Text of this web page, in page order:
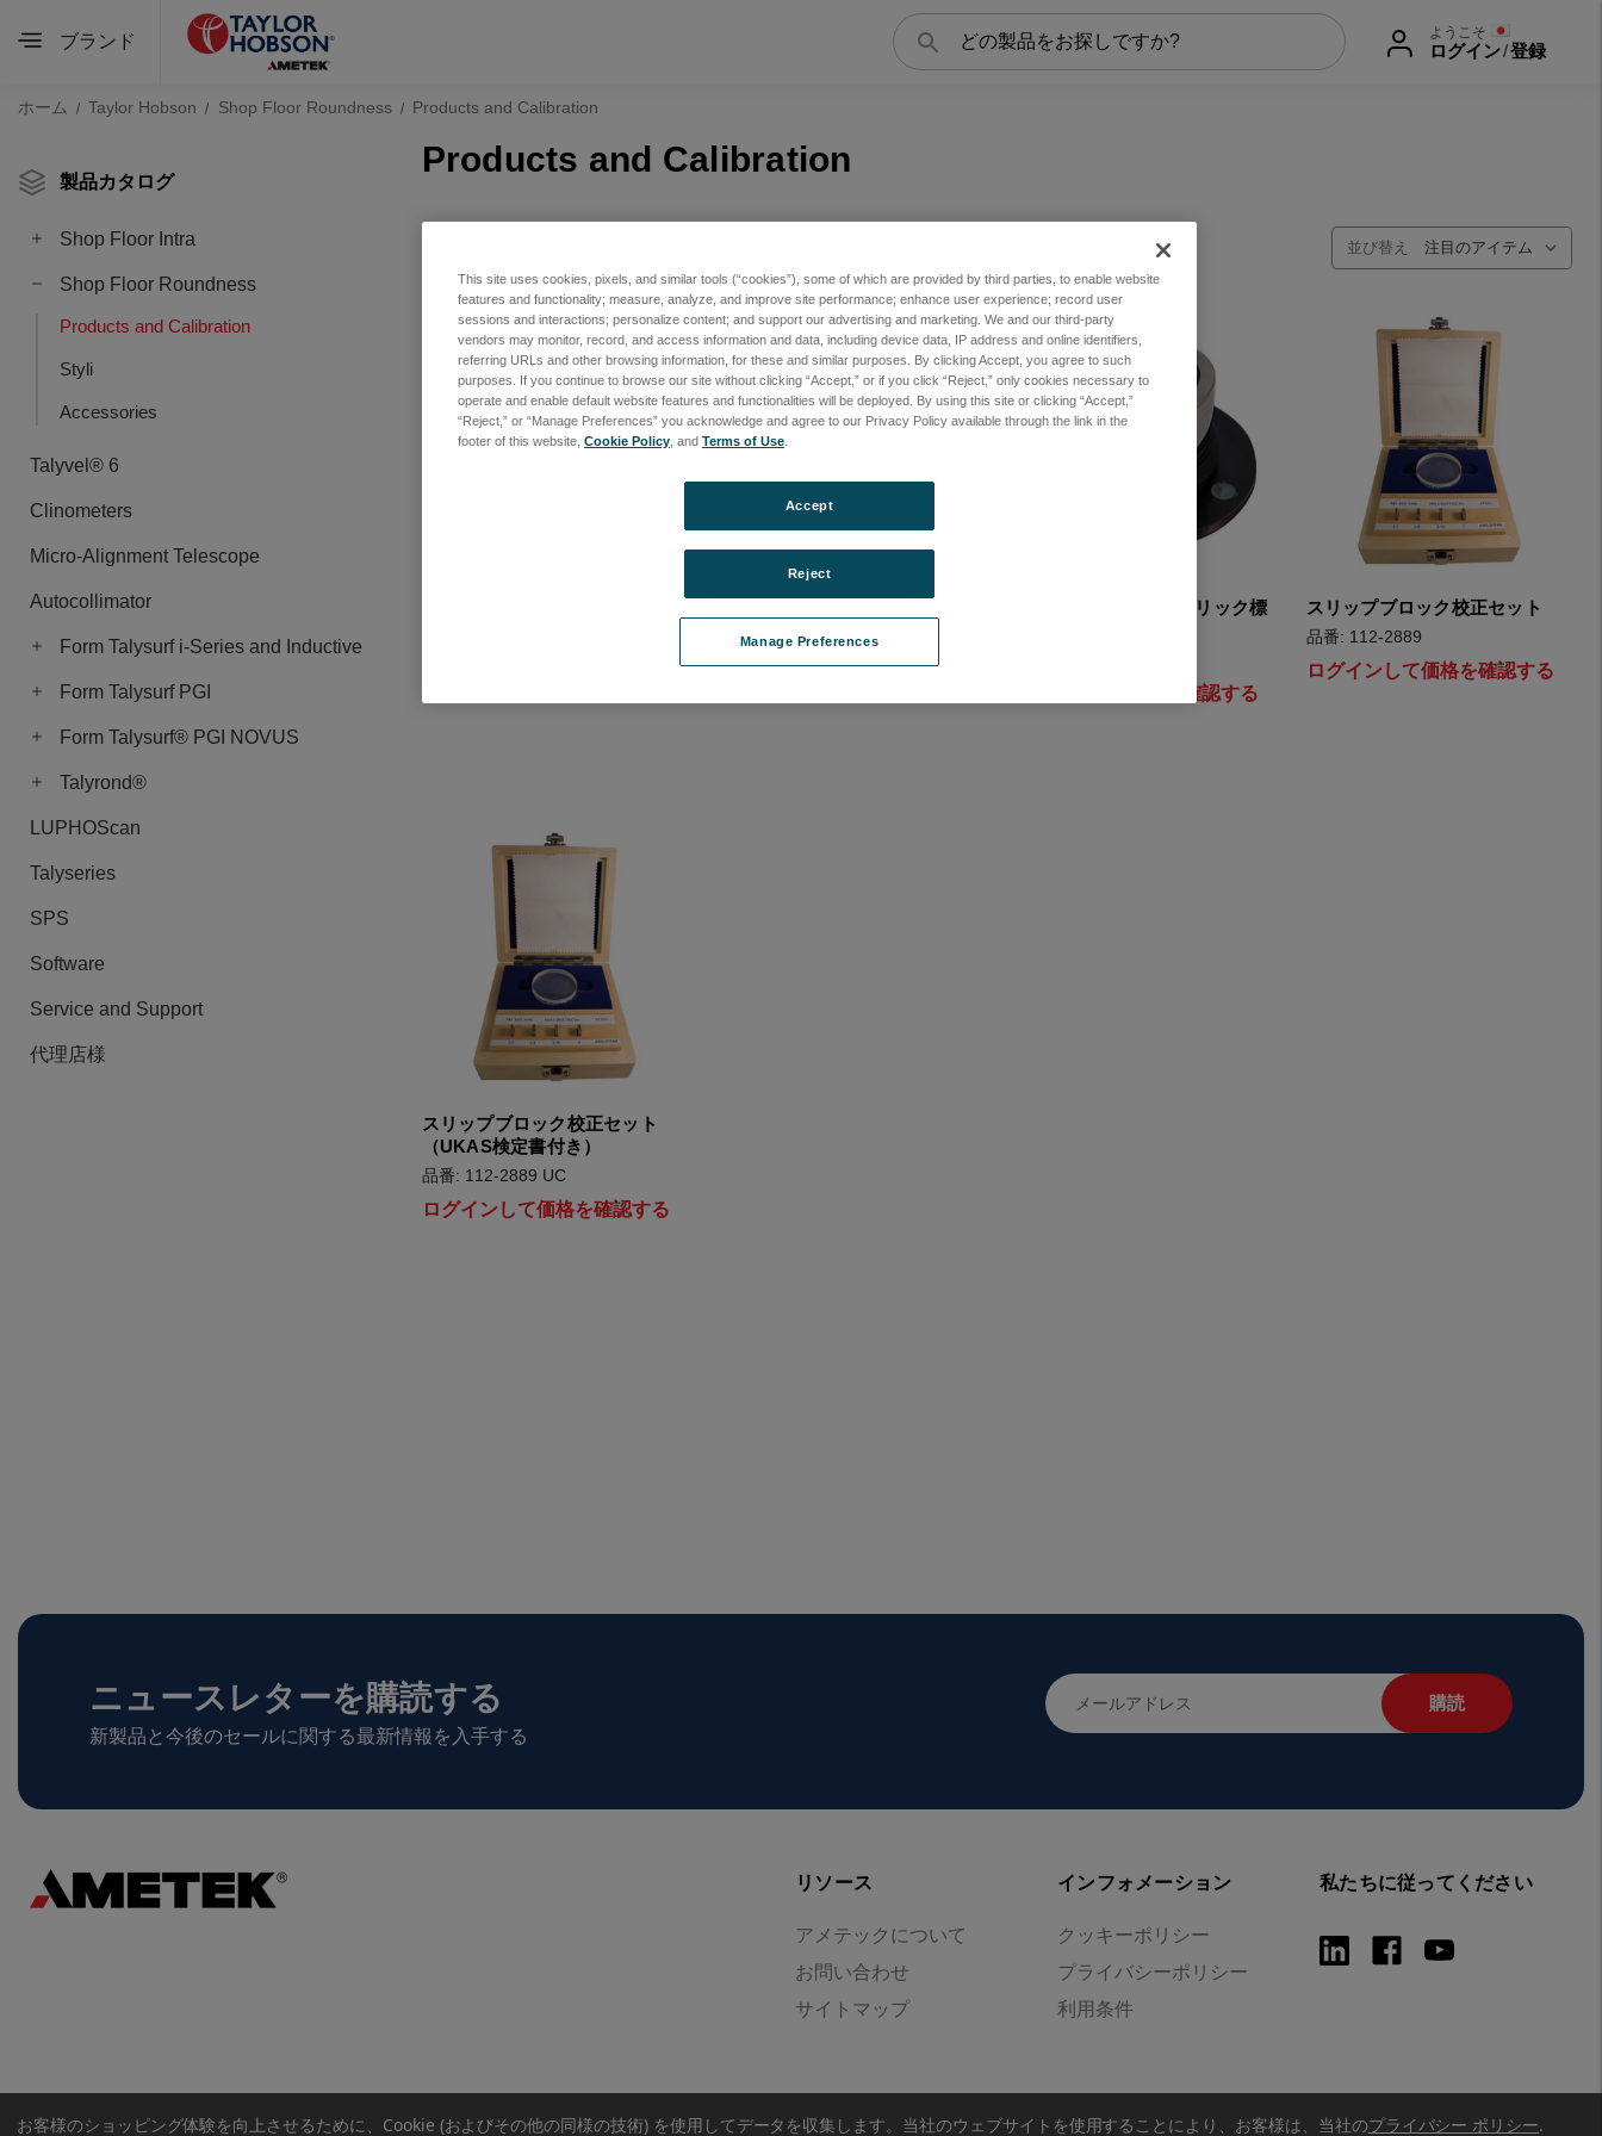
ブランド
検
索
ようこそ
ログイン/登録
ホーム Taylor Hobson Shop Floor Roundness Products and Calibration
製品カタログ
Shop Floor Intra
Shop Floor Roundness
Products and Calibration
Styli
Accessories
Talyvel® 6
Clinometers
Micro-Alignment Telescope
Autocollimator
Form Talysurf i-Series and Inductive
Form Talysurf PGI
Form Talysurf® PGI NOVUS
Talyrond®
LUPHOScan
Talyseries
SPS
Software
Service and Support
代理店様
Products and Calibration
並び替え
品番: M112-108584
ログインして価格を確認する
タリロンド・300µmフリック標
ログインして価格を確認する
スリップブロック校正セット
品番: 112-2889
ログインして価格を確認する
スリップブロック校正セット
（UKAS検定書付き）
品番: 112-2889 UC
ログインして価格を確認する
ニュースレターを購読する
新製品と今後のセールに関する最新情報を入手する
メ
ー
リソース
アメテックについて
お問い合わせ
サイトマップ
インフォメーション
クッキーポリシー
プライバシーポリシー
利用条件
私たちに従ってください
お客様のショッピング体験を向上させるために、Cookie (およびその他の同様の技術) を使用してデータを収集します。 当社のウェブサイトを使用することにより、お客様は、当社のプライバシー ポリシー.
This site uses cookies, pixels, and similar tools (“cookies”), some of which are provided by third parties, to enable website
features and functionality; measure, analyze, and improve site performance; enhance user experience; record user
sessions and interactions; personalize content; and support our advertising and marketing. We and our third-party
vendors may monitor, record, and access information and data, including device data, IP address and online identifiers,
referring URLs and other browsing information, for these and similar purposes. By clicking Accept, you agree to such
purposes. If you continue to browse our site without clicking “Accept,” or if you click “Reject,” only cookies necessary to
operate and enable default website features and functionalities will be deployed. By using this site or clicking “Accept,”
“Reject,” or “Manage Preferences” you acknowledge and agree to our Privacy Policy available through the link in the
footer of this website, Cookie Policy , and Terms of Use
Manage Preferences
Reject
Accept